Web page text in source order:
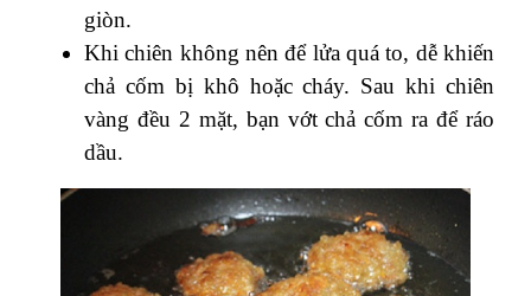
giòn.
Khi chiên không nên để lửa quá to, dễ khiến
chả cốm bị khô hoặc cháy. Sau khi chiên
vàng đều 2 mặt, bạn vớt chả cốm ra để ráo
dầu.